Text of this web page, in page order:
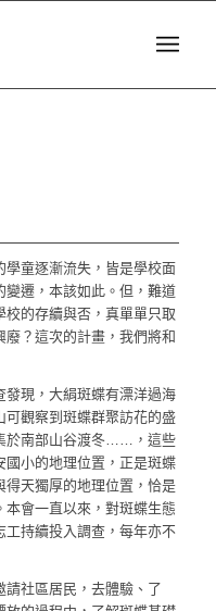
童逐漸流失，皆是學校面
變遷，本該如此。但，難道
的存續與否，真單單只取
？這次的計畫，我們將和
現，大絹斑蝶有漂洋過海
可觀察到斑蝶群聚訪花的盛
於南部山谷渡冬……，這些
小的地理位置，正是斑蝶
天獨厚的地理位置，恰是
會一直以來，對斑蝶生態
工持續投入調查，每年亦不
請社區居民，去體驗、了